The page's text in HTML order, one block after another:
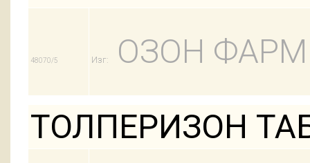
48070/5 Изг:
ОЗОН ФАРМ
ТОЛПЕРИЗОН